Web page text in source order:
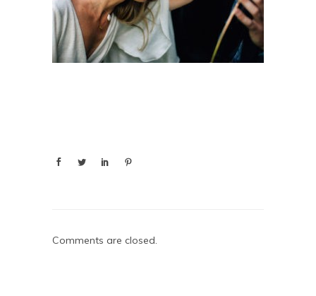
Comments are closed.